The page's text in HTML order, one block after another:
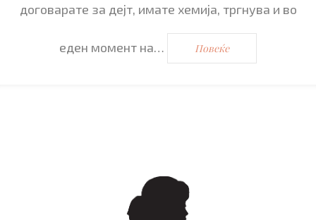
договарате за дејт, имате хемија, тргнува и во
еден момент на… Повеќе